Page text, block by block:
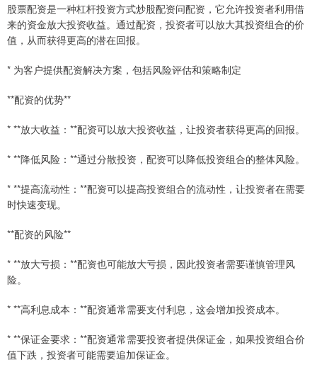
股票配资是一种杠杆投资方式炒股配资问配资，它允许投资者利用借
来的资金放大投资收益。通过配资，投资者可以放大其投资组合的价
值，从而获得更高的潜在回报。
* 为客户提供配资解决方案，包括风险评估和策略制定
**配资的优势**
* **放大收益：**配资可以放大投资收益，让投资者获得更高的回报。
* **降低风险：**通过分散投资，配资可以降低投资组合的整体风险。
* **提高流动性：**配资可以提高投资组合的流动性，让投资者在需要
时快速变现。
**配资的风险**
* **放大亏损：**配资也可能放大亏损，因此投资者需要谨慎管理风
险。
* **高利息成本：**配资通常需要支付利息，这会增加投资成本。
* **保证金要求：**配资通常需要投资者提供保证金，如果投资组合价
值下跌，投资者可能需要追加保证金。